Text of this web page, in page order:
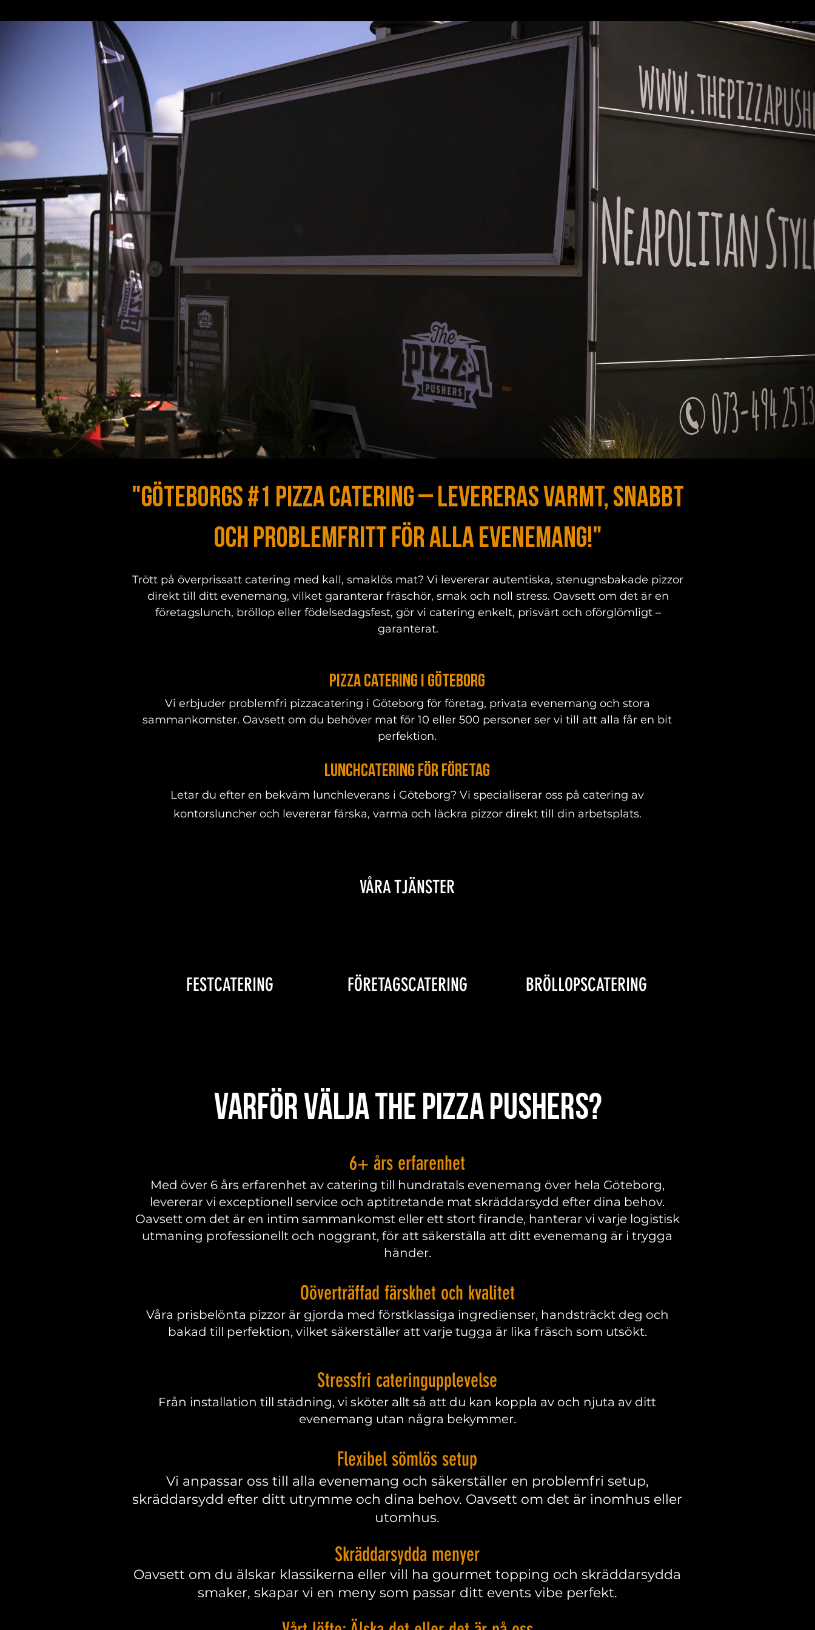
"Göteborgs #1 Pizza Catering – Levereras varmt, snabbt
och problemfritt för alla evenemang!"
Trött på överprissatt catering med kall, smaklös mat? Vi levererar autentiska, stenugnsbakade pizzor
direkt till ditt evenemang, vilket garanterar fräschör, smak och noll stress. Oavsett om det är en
företagslunch, bröllop eller födelsedagsfest, gör vi catering enkelt, prisvärt och oförglömligt –
garanterat.
Pizza Catering i Göteborg
Vi erbjuder problemfri pizzacatering i Göteborg för företag, privata evenemang och stora
sammankomster. Oavsett om du behöver mat för 10 eller 500 personer ser vi till att alla får en bit
perfektion.
Lunchcatering för företag
Letar du efter en bekväm lunchleverans i Göteborg? Vi specialiserar oss på catering av
kontorsluncher och levererar färska, varma och läckra pizzor direkt till din arbetsplats.
VÅRA TJÄNSTER
FESTCATERING FÖRETAGSCATERING BRÖLLOPSCATERING
Varför välja The Pizza Pushers?
6+ års erfarenhet
Med över 6 års erfarenhet av catering till hundratals evenemang över hela Göteborg,
levererar vi exceptionell service och aptitretande mat skräddarsydd efter dina behov.
Oavsett om det är en intim sammankomst eller ett stort firande, hanterar vi varje logistisk
utmaning professionellt och noggrant, för att säkerställa att ditt evenemang är i trygga
händer.
Oöverträffad färskhet och kvalitet
Våra prisbelönta pizzor är gjorda med förstklassiga ingredienser, handsträckt deg och
bakad till perfektion, vilket säkerställer att varje tugga är lika fräsch som utsökt.
Stressfri cateringupplevelse
Från installation till städning, vi sköter allt så att du kan koppla av och njuta av ditt
evenemang utan några bekymmer.
Flexibel sömlös setup
Vi anpassar oss till alla evenemang och säkerställer en problemfri setup,
skräddarsydd efter ditt utrymme och dina behov. Oavsett om det är inomhus eller
utomhus.
Skräddarsydda menyer
Oavsett om du älskar klassikerna eller vill ha gourmet topping och skräddarsydda
smaker, skapar vi en meny som passar ditt events vibe perfekt.